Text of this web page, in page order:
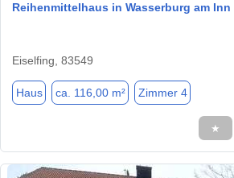
Reihenmittelhaus in Wasserburg am Inn
Eiselfing, 83549
Haus ca. 116,00 m² Zimmer 4
★